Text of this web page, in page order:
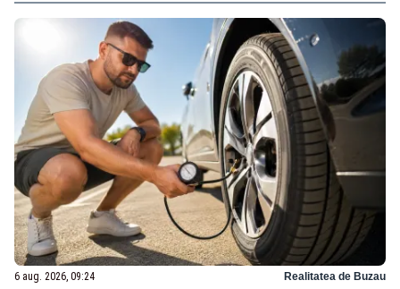
6 aug. 2026, 09:24 Realitatea de Buzau